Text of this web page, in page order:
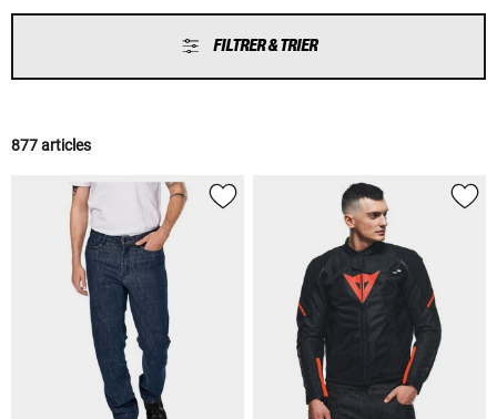
FILTRER & TRIER
877 articles